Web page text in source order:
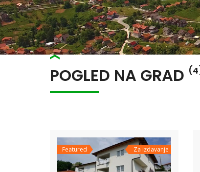
POGLED NA GRAD
Featured Za izdavanje